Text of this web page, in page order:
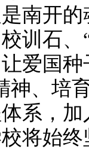
南开
训石
爱国
神、培
系，
将始